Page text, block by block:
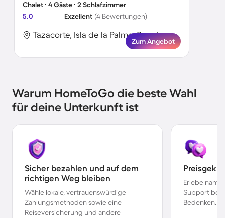
Chalet ∙ 4 Gäste ∙ 2 Schlafzimmer
5.0
Exzellent (4 Bewertungen)
Tazacorte, Isla de la Palma, Spanien
Zum Angebot
Warum HomeToGo die beste Wahl
für deine Unterkunft ist
Sicher bezahlen und auf dem
richtigen Weg bleiben
Wähle lokale, vertrauenswürdige
Zahlungsmethoden sowie eine
Reiseversicherung und andere
Erlebe
Support bei
Bedenken.